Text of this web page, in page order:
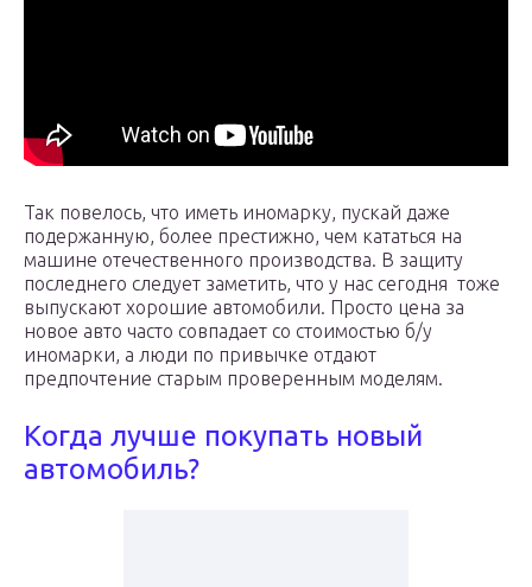
Так повелось, что иметь иномарку, пускай даже
подержанную, более престижно, чем кататься на
машине отечественного производства. В защиту
последнего следует заметить, что у нас сегодня тоже
выпускают хорошие автомобили. Просто цена за
новое авто часто совпадает со стоимостью б/у
иномарки, а люди по привычке отдают
предпочтение старым проверенным моделям.
Когда лучше покупать новый
автомобиль?